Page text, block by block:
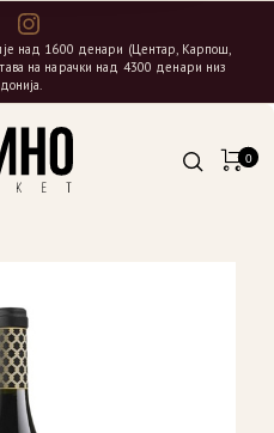
над 1600 денари (Центар, Карпош,
на нарачки над 4300 денари низ
0